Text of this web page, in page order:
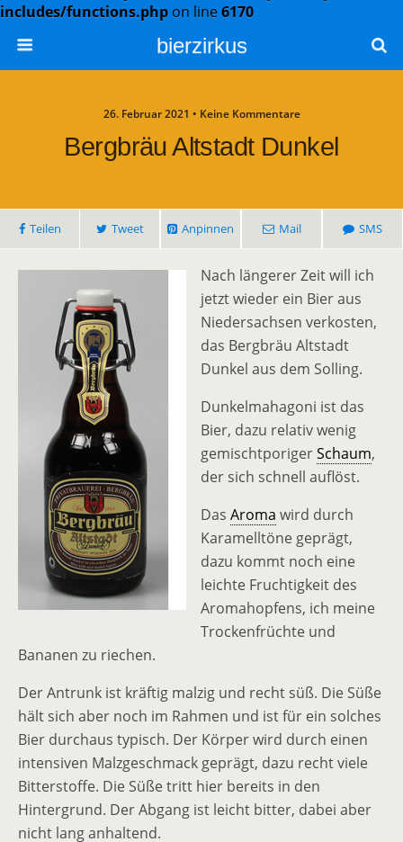
includes/functions.php on line6170
bierzirkus
26. Februar 2021 • Keine Kommentare
Bergbräu Altstadt Dunkel
Teilen Tweet Anpinnen Mail SMS
Nach längerer Zeit will ich
jetzt wieder ein Bier aus
Niedersachsen verkosten,
das Bergbräu Altstadt
Dunkel aus dem Solling.
Dunkelmahagoni ist das
Bier, dazu relativ wenig
gemischtporigerSchaum,
der sich schnell auflöst.
Das Aroma wird durch
Karamelltöne geprägt,
dazu kommt noch eine
leichte Fruchtigkeit des
Aromahopfens, ich meine
Trockenfrüchte und
Bananen zu riechen.
Der Antrunk ist kräftig malzig und recht süß. Die Süße
hält sich aber noch im Rahmen und ist für ein solches
Bier durchaus typisch. Der Körper wird durch einen
intensiven Malzgeschmack geprägt, dazu recht viele
Bitterstoffe. Die Süße tritt hier bereits in den
Hintergrund. Der Abgang ist leicht bitter, dabei aber
nicht lang anhaltend.